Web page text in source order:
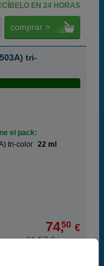
EN 24 HORAS
comprar >
tri-
el pack:
tri-color 22 ml
74,50 €
61,57 € iva ex